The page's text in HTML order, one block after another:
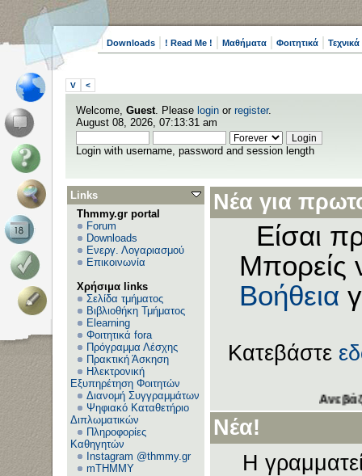
Downloads ! Read Me ! Μαθήματα Φοιτητικά
V <
Welcome, Guest. Please login or register.
August 08, 2026, 07:13:31 am
Login with username, password and session length
Links
Thmmy.gr portal
Forum
Downloads
Ενεργ. Λογαριασμού
Επικοινωνία
Χρήσιμα links
Σελίδα τμήματος
Βιβλιοθήκη Τμήματος
Elearning
Φοιτητικά fora
Πρόγραμμα Λέσχης
Πρακτική Άσκηση
Ηλεκτρονική
Εξυπηρέτηση Φοιτητών
Διανομή Συγγραμμάτων
Ψηφιακό Καταθετήριο
Διπλωματικών
Πληροφορίες
Καθηγητών
Instagram @thmmy.gr
mTHMMY
Νέα για
Είσαι
Μπορείς
Βοήθεια
Κατεβάστε
Ανεβάζετε τα
Νέα!
Η